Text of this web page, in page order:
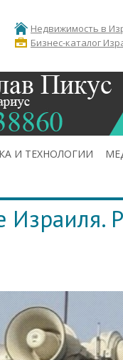
Недвижимость в
Бизнес-каталог
И ТЕХНОЛОГИИ
Израиля.